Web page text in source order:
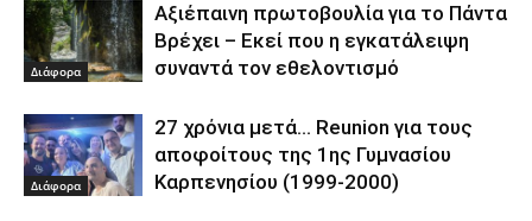
Διάφορα
Αξιέπαινη πρωτοβουλία για το Πάντα
Βρέχει – Εκεί που η εγκατάλειψη
συναντά τον εθελοντισμό
Διάφορα
27 χρόνια μετά… Reunion για τους
αποφοίτους της 1ης Γυμνασίου
Καρπενησίου (1999-2000)